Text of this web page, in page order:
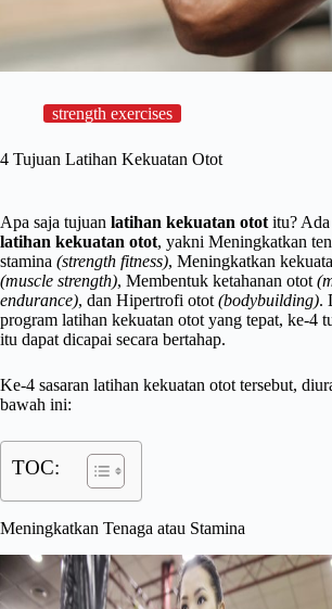
strength exercises
4 Tujuan Latihan Kekuatan Otot
Apa saja tujuan latihan kekuatan otot itu? Ada
latihan kekuatan otot, yakni Meningkatkan
stamina (strength fitness), Meningkatkan
(muscle strength), Membentuk ketahanan otot
endurance), dan Hipertrofi otot (bodybuilding).
program latihan kekuatan otot yang tepat, ke-4
itu dapat dicapai secara bertahap.
Ke-4 sasaran latihan kekuatan otot tersebut,
bawah ini:
TOC:
Meningkatkan Tenaga atau Stamina